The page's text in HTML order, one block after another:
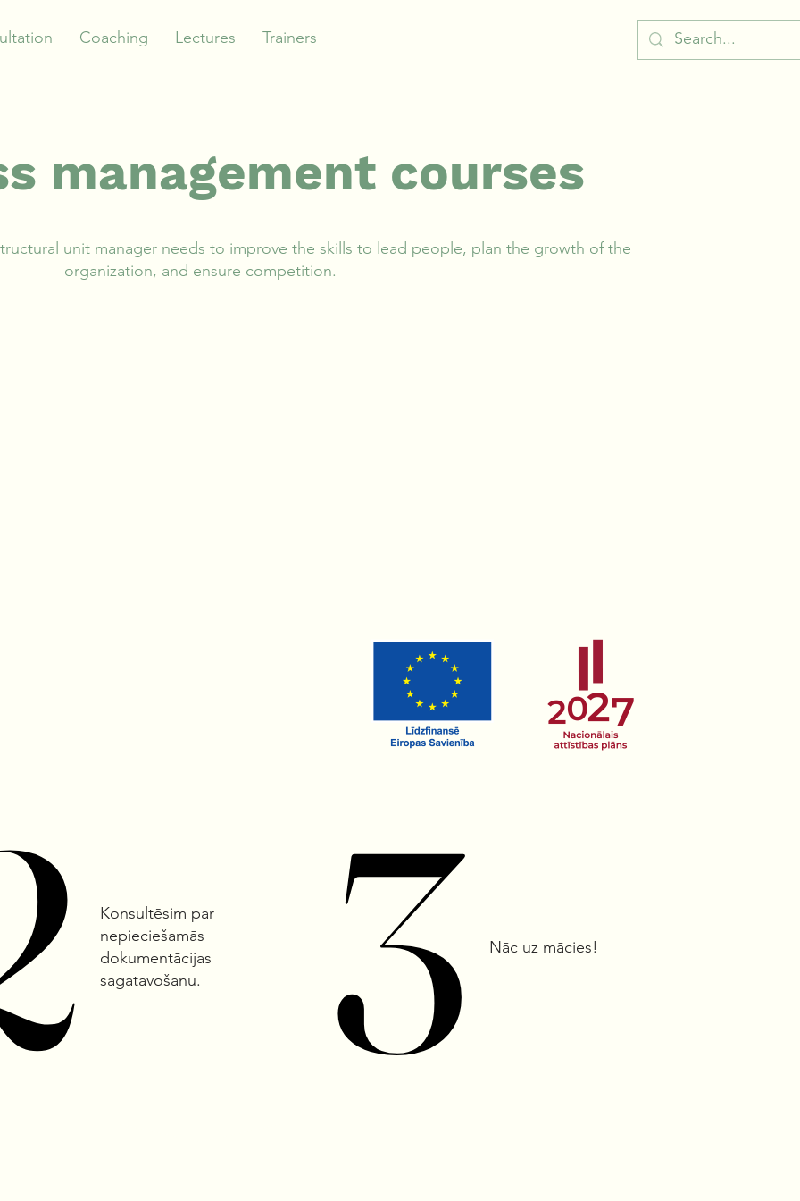
Coaching Lectures Trainers
management courses
unit manager needs to improve the skills to lead people, plan the growth of the
organization, and ensure competition.
Konsultēsim par
nepieciešamās
dokumentācijas
sagatavošanu.
3
3 Nāc uz mācies!